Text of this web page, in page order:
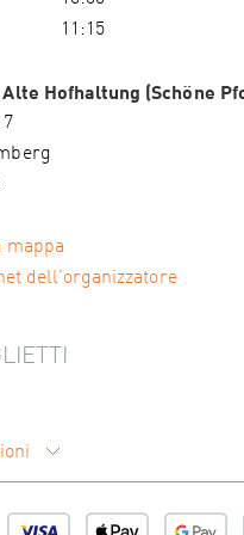
11:15
Alte Hofhaltung (Schöne
7
mappa
dell'organizzatore